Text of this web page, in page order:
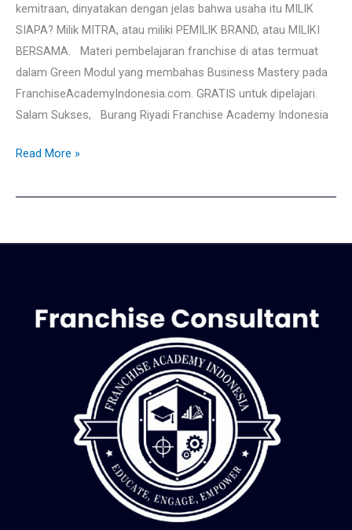
kemitraan, dinyatakan dengan jelas bahwa usaha itu MILIK
SIAPA? Milik MITRA, atau miliki PEMILIK BRAND, atau MILIKI
BERSAMA. Materi pembelajaran franchise di atas termuat
dalam Green Modul yang membahas Business Mastery pada
FranchiseAcademyIndonesia.com. GRATIS untuk dipelajari.
Salam Sukses, Burang Riyadi Franchise Academy Indonesia
Read More »